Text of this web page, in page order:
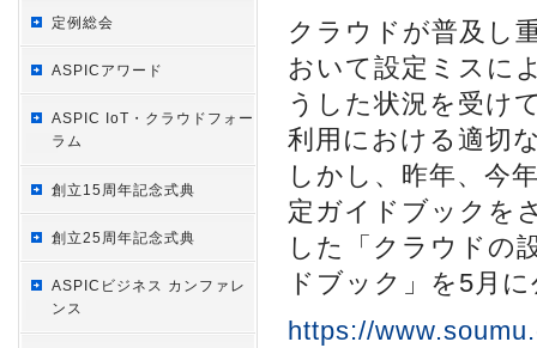
定例総会
ASPICアワード
ASPIC IoT・クラウドフォー
ラム
創立15周年記念式典
創立25周年記念式典
ASPICビジネス カンファレ
ンス
クラウドが普及し
おいて設定ミスに
うした状況を受け
利用における適切
しかし、昨年、今
定ガイドブックを
した「クラウドの
ドブック」を5月
https://